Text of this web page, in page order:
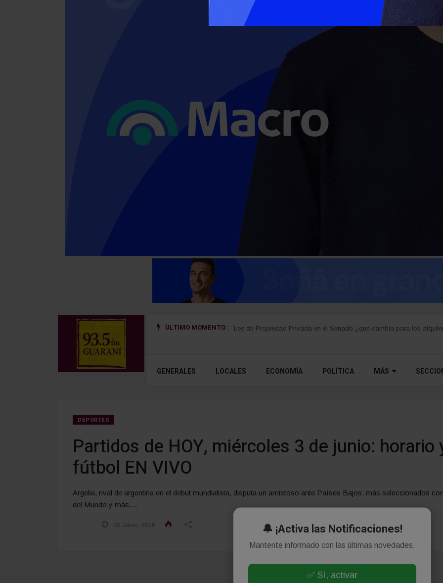
ÚLTIMO MOMENTO :
cambia para los alquileres y los desalojos?
El Senado aprobó la Ley de Propiedad Privada y el Gobierno debió
GENERALES LOCALES ECONOMÍA POLÍTICA MÁS
DEPORTES
Partidos de HOY, miércoles 3 de junio: horario
fútbol EN VIVO
Argelia, rival de argentina en el debut mundialista, disputa un amistoso ante Países Bajos; más seleccionados
del Mundo y más....
03 Junio, 2026 🔔 ¡Activa las Notificaciones!
Mantente informado con las últimas novedades.
✅ Sí, activar